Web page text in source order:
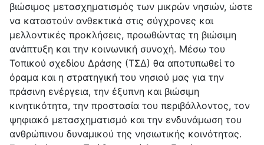
βιώσιμος μετασχηματισμός των μικρών νησιών, ώστε
να καταστούν ανθεκτικά στις σύγχρονες και
μελλοντικές προκλήσεις, προωθώντας τη βιώσιμη
ανάπτυξη και την κοινωνική συνοχή. Μέσω του
Τοπικού σχεδίου Δράσης (ΤΣΔ) θα αποτυπωθεί το
όραμα και η στρατηγική του νησιού μας για την
πράσινη ενέργεια, την έξυπνη και βιώσιμη
κινητικότητα, την προστασία του περιβάλλοντος, τον
ψηφιακό μετασχηματισμό και την ενδυνάμωση του
ανθρώπινου δυναμικού της νησιωτικής κοινότητας.